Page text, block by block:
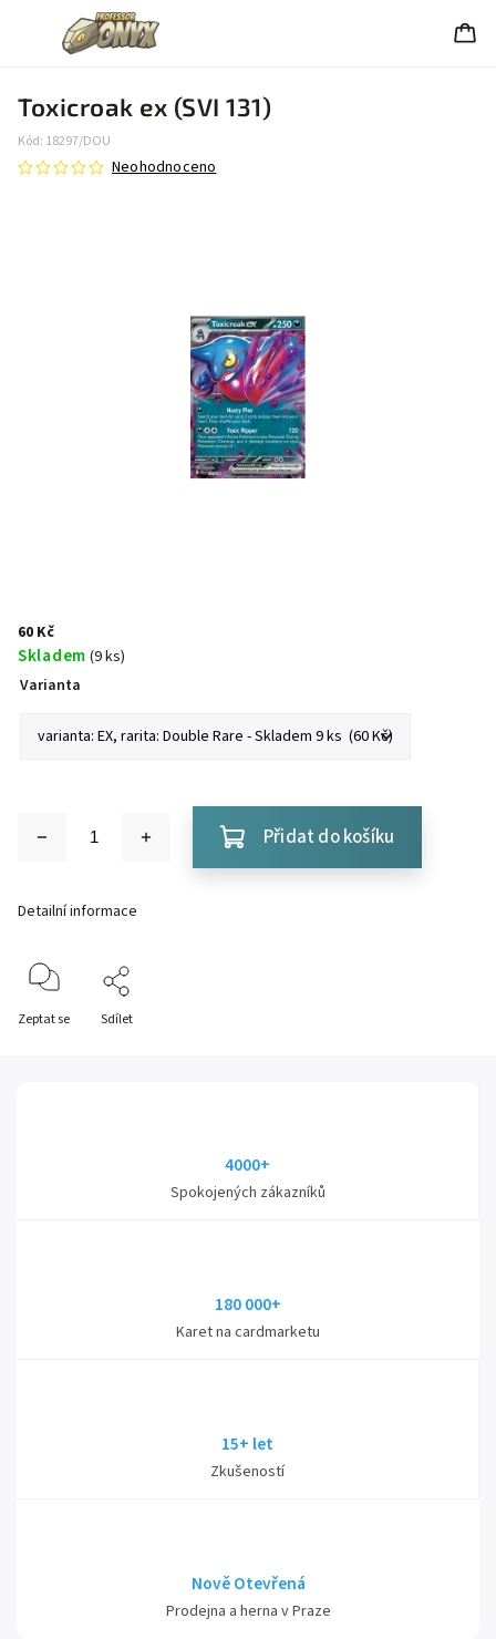
Toxicroak ex (SVI 131)
Kód: 18297/DOU
Neohodnoceno
60 Kč
Skladem (9 ks)
Varianta
Přidat do košíku
Detailní informace
Zeptat se Sdílet
4000+
Spokojených zákazníků
180 000+
Karet na cardmarketu
15+ let
Zkušeností
Nově Otevřená
Prodejna a herna v Praze